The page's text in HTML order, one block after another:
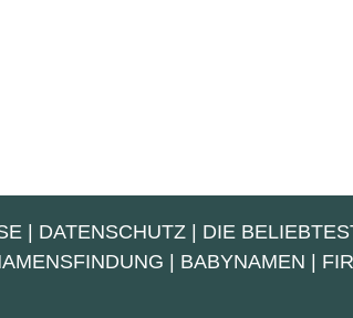
| DATENSCHUTZ| DIE
BABYNAMEN